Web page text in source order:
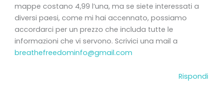
mappe costano 4,99 l’una, ma se siete interessati a
diversi paesi, come mi hai accennato, possiamo
accordarci per un prezzo che includa tutte le
informazioni che vi servono. Scrivici una mail a
breathefreedominfo@gmail.com
Rispondi